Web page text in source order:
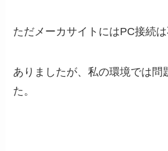
ただメーカサイトにはPC接続
ありましたが、私の環境では問
た。